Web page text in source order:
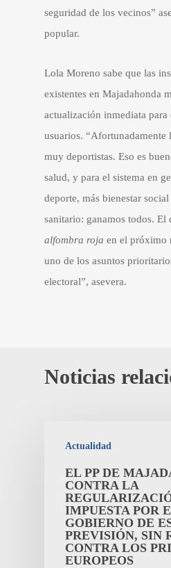
seguridad de los vecinos”
popular.
Lola Moreno sabe que las
existentes en Majadahonda
actualización inmediata para
usuarios. “Afortunadamente
muy deportistas. Eso es
salud, y para el sistema en
deporte, más bienestar
sanitario: ganamos todos. El
alfombra roja en el próximo
uno de los asuntos
electoral”, asevera.
Noticias
Actualidad
EL PP DE
CONTRA LA
IMPUESTA POR
GOBIERNO DE
PREVISIÓN, SIN
CONTRA LOS
EUROPEOS